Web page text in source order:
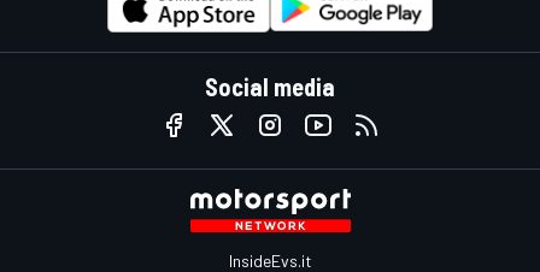
Social media
InsideEvs.it